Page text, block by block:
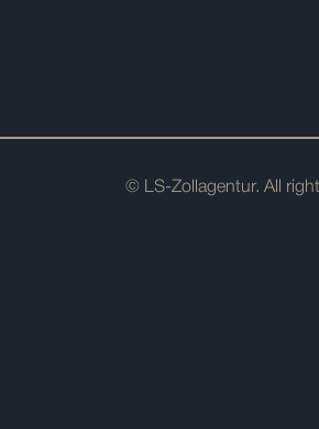
© LS-Zollagentur. All